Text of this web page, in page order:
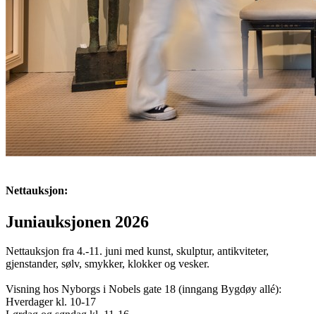
Nettauksjon:
Juniauksjonen 2026
Nettauksjon fra 4.-11. juni med kunst, skulptur, antikviteter,
gjenstander, sølv, smykker, klokker og vesker.
Visning hos Nyborgs i Nobels gate 18 (inngang Bygdøy allé):
Hverdager kl. 10-17